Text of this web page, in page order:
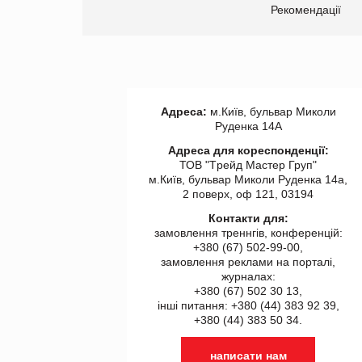
Рекомендації
Адреса: м.Київ, бульвар Миколи
Руденка 14А
Адреса для кореспонденції:
ТОВ "Tрейд Мастер Груп"
м.Київ, бульвар Миколи Руденка 14а,
2 поверх, оф 121, 03194
Контакти для:
замовлення треннгів, конференцій:
+380 (67) 502-99-00,
замовлення реклами на порталі,
журналах:
+380 (67) 502 30 13,
інші питання: +380 (44) 383 92 39,
+380 (44) 383 50 34.
написати нам